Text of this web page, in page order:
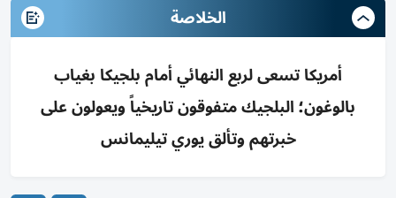
الخلاصة
أمريكا تسعى لربع النهائي أمام بلجيكا بغياب
بالوغون؛ البلجيك متفوقون تاريخياً ويعولون على
خبرتهم وتألق يوري تيليمانس